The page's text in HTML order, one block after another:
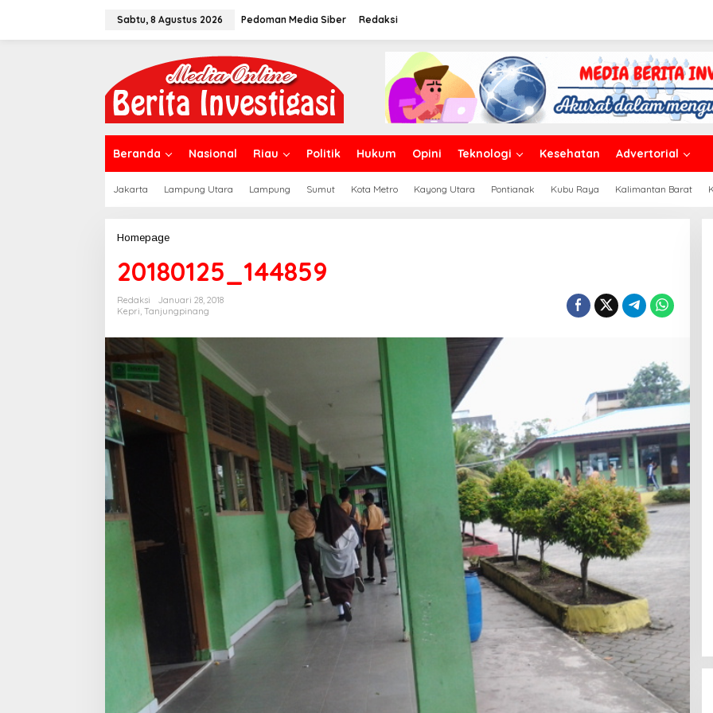
Sabtu, 8 Agustus 2026 Pedoman Media Siber Redaksi
Beranda Nasional Riau Politik Hukum Opini Teknologi Kesehatan Advertorial
Jakarta Lampung Utara Lampung Sumut Kota Metro Kayong Utara Pontianak Kubu Raya Kalimantan Barat
Homepage
m
p
r
n
20180125_144859
Redaksi
Januari 28, 2018
Kepri, Tanjungpinang